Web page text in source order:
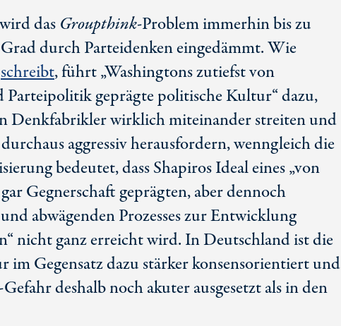
dasGroupthink-Problem immerhin bis zu
durch Parteidenken eingedämmt. Wie
schreibt, führt „Washingtons zutiefst von
Parteipolitik geprägte politische Kultur“ dazu,
Denkfabrikler wirklich miteinander streiten und
aggressiv herausfordern, wenngleich die
bedeutet, dass Shapiros Ideal eines „von
Gegnerschaft geprägten, aber dennoch
abwägenden Prozesses zur Entwicklung
nicht ganz erreicht wird. In Deutschland ist die
im Gegensatz dazu stärker konsensorientiert und
-Gefahr deshalb noch akuter ausgesetzt als in den